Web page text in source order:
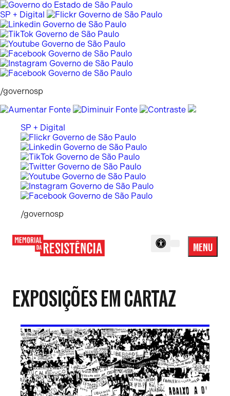
Pular
para
o
conteúdo
SP + Digital
/governosp
SP + Digital
/governosp
MENU
Menu
EXPOSIÇÕES EM CARTAZ